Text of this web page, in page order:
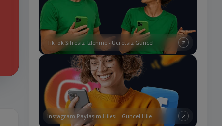
TikTok Şifresiz İzlenme - Ücretsiz Güncel
Instagram Paylaşım Hilesi - Güncel Hile